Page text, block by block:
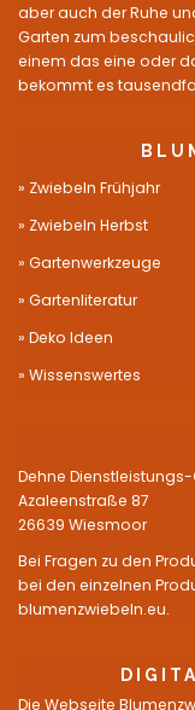
aber auch der Ruhe
Garten zum
einem das eine oder
bekommt es
Zwiebeln Frühjahr
Zwiebeln Herbst
Gartenwerkzeuge
Gartenliteratur
Deko Ideen
Wissenswertes
Dehne
Azaleenstraße 87
26639 Wiesmoor
Bei Fragen zu den
bei den einzelnen
blumenzwiebeln.eu.
Die Webseite